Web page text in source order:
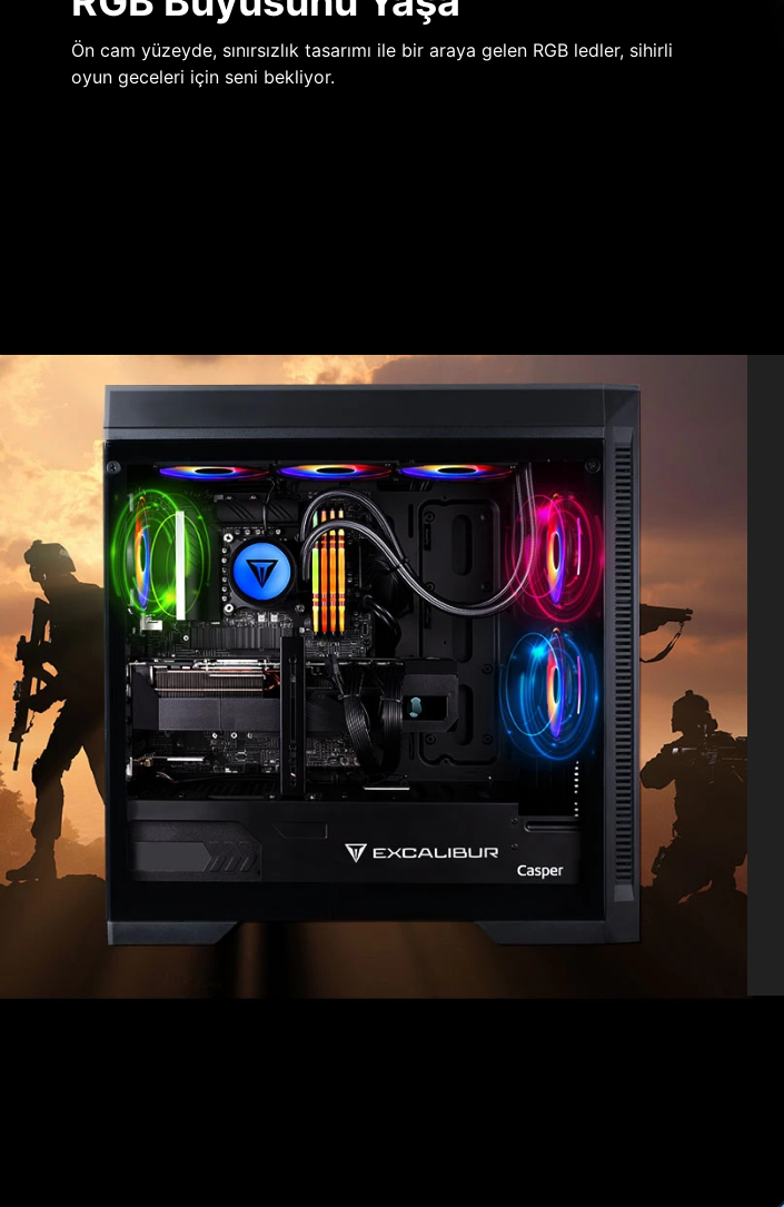
Ön cam yüzeyde, sınırsızlık tasarımı ile bir araya gelen RGB ledler, sihirli
oyun geceleri için seni bekliyor.